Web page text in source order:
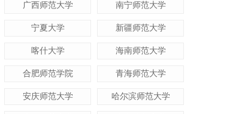
广西师范大学 南宁师范大学
宁夏大学 新疆师范大学
喀什大学 海南师范大学
合肥师范学院 青海师范大学
安庆师范大学 哈尔滨师范大学